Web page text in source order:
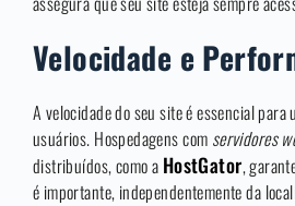
Velocidade e
A velocidade do seu site é essencial para
usuários. Hospedagens com servidores
distribuídos, como a HostGator,
é importante, independentemente da